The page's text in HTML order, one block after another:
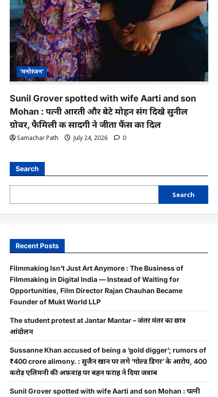
'मनोरंजन'
Sunil Grover spotted with wife Aarti and son
Mohan : पत्नी आरती और बेटे मोहन संग दिखे सुनील
ग्रोवर, फैमिली की सादगी ने जीता फैंस का दिल
Samachar Path July 24, 2026 0
Search
Search
Recent Posts
Filmmaking Isn’t Just Art Anymore : The Business of
Filmmaking in Digital India — Instead of Waiting for
Opportunities, Film Director Rajan Chauhan Became
Founder of Mukt World LLP
The student protest at Jantar Mantar – जंतर मंतर का छात्र
आंदोलन
Sussanne Khan accused of being a ‘gold digger’; rumors of
₹400 crore alimony. : सुजैन खान पर लगे ‘गोल्ड डिगर’ के आरोप, 400
करोड़ एलिमनी की अफवाह पर बहन फराह ने दिया जवाब
Sunil Grover spotted with wife Aarti and son Mohan : पत्नी